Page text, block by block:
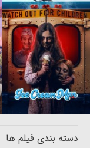
دسته بندی فیلم ها